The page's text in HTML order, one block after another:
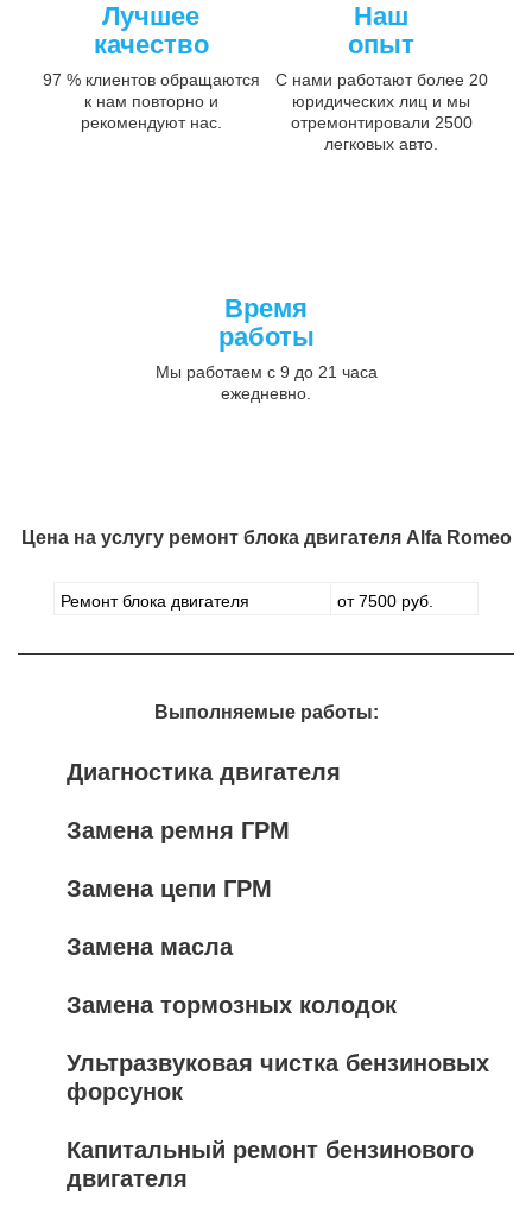
Лучшее
качество
97 % клиентов обращаются
к нам повторно и
рекомендуют нас.
Наш
опыт
С нами работают более 20
юридических лиц и мы
отремонтировали 2500
легковых авто.
Время
работы
Мы работаем с 9 до 21 часа
ежедневно.
Цена на услугу ремонт блока двигателя Alfa Romeo
Ремонт блока двигателя от 7500 руб.
Выполняемые работы:
Диагностика двигателя
Замена ремня ГРМ
Замена цепи ГРМ
Замена масла
Замена тормозных колодок
Ультразвуковая чистка бензиновых
форсунок
Капитальный ремонт бензинового
двигателя